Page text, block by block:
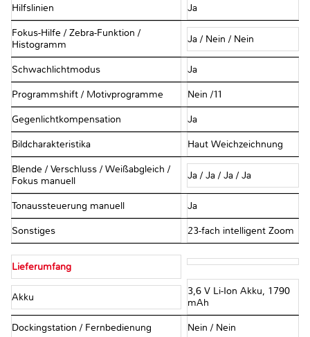
Hilfslinien Ja
Fokus-Hilfe / Zebra-Funktion /
Histogramm
Ja / Nein / Nein
Schwachlichtmodus Ja
Programmshift / Motivprogramme Nein /11
Gegenlichtkompensation Ja
Bildcharakteristika Haut Weichzeichnung
Blende / Verschluss / Weißabgleich /
Fokus manuell
Ja / Ja / Ja / Ja
Tonaussteuerung manuell Ja
Sonstiges 23-fach intelligent Zoom
Lieferumfang
Akku
3,6 V Li-Ion Akku, 1790
mAh
Dockingstation / Fernbedienung Nein / Nein